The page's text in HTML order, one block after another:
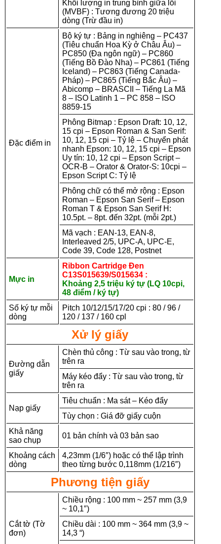
Khối lượng in trung bình giữa lỗi
(MVBF) : Tương đương 20 triệu
dòng (Trừ đầu in)
Đặc điểm in
Bộ ký tự : Bảng in nghiêng – PC437
(Tiêu chuẩn Hoa Kỳ ở Châu Âu) –
PC850 (Đa ngôn ngữ) – PC860
(Tiếng Bồ Đào Nha) – PC861 (Tiếng
Iceland) – PC863 (Tiếng Canada-
Pháp) – PC865 (Tiếng Bắc Âu) –
Abicomp – BRASCII – Tiếng La Mã
8 – ISO Latinh 1 – PC 858 – ISO
8859-15
Phông Bitmap : Epson Draft: 10, 12,
15 cpi – Epson Roman & San Serif:
10, 12, 15 cpi – Tỷ lệ – Chuyển phát
nhanh Epson: 10, 12, 15 cpi – Epson
Uy tín: 10, 12 cpi – Epson Script –
OCR-B – Orator & Orator-S: 10cpi –
Epson Script C: Tỷ lệ
Phông chữ có thể mở rộng : Epson
Roman – Epson San Serif – Epson
Roman T & Epson San Serif H:
10.5pt. – 8pt. đến 32pt. (mỗi 2pt.)
Mã vạch : EAN-13, EAN-8,
Interleaved 2/5, UPC-A, UPC-E,
Code 39, Code 128, Postnet
Mực in
Ribbon Cartridge Đen
C13S015639/S015634 :
Khoảng 2,5 triệu ký tự (LQ 10cpi,
48 điểm / ký tự)
Số ký tự mỗi
dòng
Pitch 10/12/15/17/20 cpi : 80 / 96 /
120 / 137 / 160 cpl
Xử lý giấy
Đường dẫn
giấy
Chèn thủ công : Từ sau vào trong, từ
trên ra
Máy kéo đẩy : Từ sau vào trong, từ
trên ra
Nạp giấy
Tiêu chuẩn : Ma sát – Kéo đẩy
Tùy chọn : Giá đỡ giấy cuộn
Khả năng
sao chụp
01 bản chính và 03 bản sao
Khoảng cách
dòng
4,23mm (1/6″) hoặc có thể lập trình
theo từng bước 0,118mm (1/216″)
Phương tiện giấy
Cắt tờ (Tờ
đơn)
Chiều rộng : 100 mm ~ 257 mm (3,9
~ 10,1″)
Chiều dài : 100 mm ~ 364 mm (3,9 ~
14,3 “)